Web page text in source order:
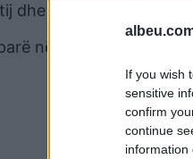
If you wish
sensitive
confirm
continue
information
dhe atyre që e shohin
nëse këto